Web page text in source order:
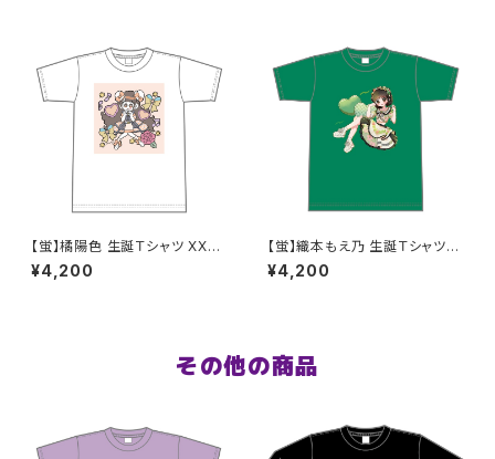
【蛍】橘陽色 生誕Ｔシャツ XX
L〜XXXLサイズ
¥4,200
【蛍】織本もえ乃 生誕Ｔシャツ2
025 XXL〜XXXLサイズ
¥4,200
その他の商品